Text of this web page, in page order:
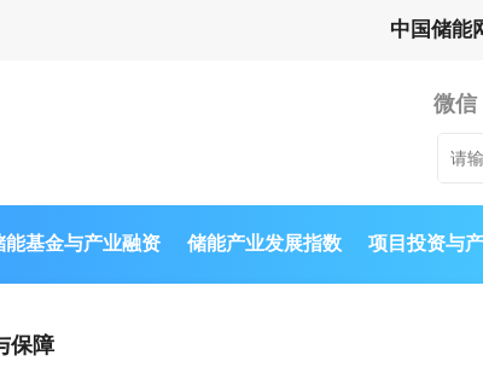
中国储能
微信
能基金与产业融资 储能产业发展指数 项目投资与
保障